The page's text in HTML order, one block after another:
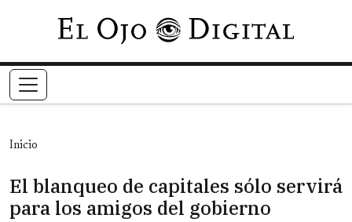
Pasar al contenido principal
Inicio
El blanqueo de capitales sólo servirá
para los amigos del gobierno